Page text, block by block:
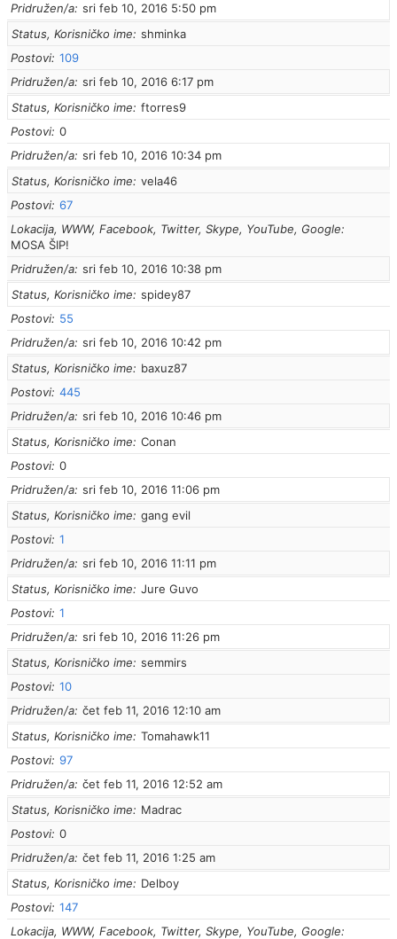
Pridružen/a sri feb 10, 2016 5:50 pm
Status, Korisničko ime
shminka
Postovi 109
Pridružen/a sri feb 10, 2016 6:17 pm
Status, Korisničko ime
ftorres9
Postovi 0
Pridružen/a sri feb 10, 2016 10:34 pm
Status, Korisničko ime
vela46
Postovi 67
Lokacija, WWW, Facebook, Twitter, Skype, YouTube, Google
MOSA ŠIP!
Pridružen/a sri feb 10, 2016 10:38 pm
Status, Korisničko ime
spidey87
Postovi
55
Pridružen/a sri feb 10, 2016 10:42 pm
Status, Korisničko ime
baxuz87
Postovi 445
Pridružen/a sri feb 10, 2016 10:46 pm
Status, Korisničko ime
Conan
Postovi 0
Pridružen/a sri feb 10, 2016 11:06 pm
Status, Korisničko ime
gang evil
Postovi 1
Pridružen/a sri feb 10, 2016 11:11 pm
Status, Korisničko ime
Jure Guvo
Postovi 1
Pridružen/a sri feb 10, 2016 11:26 pm
Status, Korisničko ime
semmirs
Postovi 10
Pridružen/a čet feb 11, 2016 12:10 am
Status, Korisničko ime
Tomahawk11
Postovi 97
Pridružen/a čet feb 11, 2016 12:52 am
Status, Korisničko ime
Madrac
Postovi 0
Pridružen/a čet feb 11, 2016 1:25 am
Status, Korisničko ime
Delboy
Postovi 147
Lokacija, WWW, Facebook, Twitter, Skype, YouTube, Google